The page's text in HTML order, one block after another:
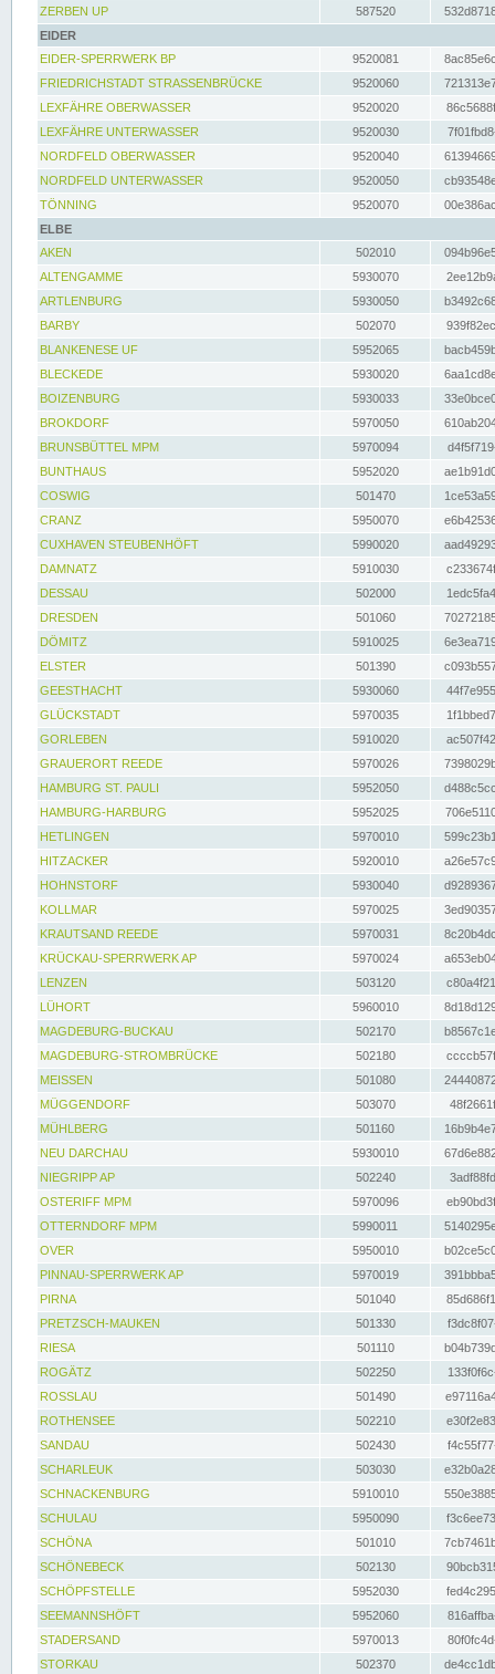
ZERBEN UP
587520
EIDER
EIDER-SPERRWERK BP
9520081
FRIEDRICHSTADT STRASSENBRÜCKE
9520060
LEXFÄHRE OBERWASSER
9520020
LEXFÄHRE UNTERWASSER
9520030
NORDFELD OBERWASSER
9520040
NORDFELD UNTERWASSER
9520050
TÖNNING
9520070
ELBE
AKEN
502010
ALTENGAMME
5930070
ARTLENBURG
5930050
BARBY
502070
BLANKENESE UF
5952065
BLECKEDE
5930020
BOIZENBURG
5930033
BROKDORF
5970050
BRUNSBÜTTEL MPM
5970094
BUNTHAUS
5952020
COSWIG
501470
CRANZ
5950070
CUXHAVEN STEUBENHÖFT
5990020
DAMNATZ
5910030
DESSAU
502000
DRESDEN
501060
DÖMITZ
5910025
ELSTER
501390
GEESTHACHT
5930060
GLÜCKSTADT
5970035
GORLEBEN
5910020
GRAUERORT REEDE
5970026
HAMBURG ST. PAULI
5952050
HAMBURG-HARBURG
5952025
HETLINGEN
5970010
HITZACKER
5920010
HOHNSTORF
5930040
KOLLMAR
5970025
KRAUTSAND REEDE
5970031
KRÜCKAU-SPERRWERK AP
5970024
LENZEN
503120
LÜHORT
5960010
MAGDEBURG-BUCKAU
502170
MAGDEBURG-STROMBRÜCKE
502180
MEISSEN
501080
MÜGGENDORF
503070
MÜHLBERG
501160
NEU DARCHAU
5930010
NIEGRIPP AP
502240
OSTERIFF MPM
5970096
OTTERNDORF MPM
5990011
OVER
5950010
PINNAU-SPERRWERK AP
5970019
PIRNA
501040
PRETZSCH-MAUKEN
501330
RIESA
501110
ROGÄTZ
502250
ROSSLAU
501490
ROTHENSEE
502210
SANDAU
502430
SCHARLEUK
503030
SCHNACKENBURG
5910010
SCHULAU
5950090
SCHÖNA
501010
SCHÖNEBECK
502130
SCHÖPFSTELLE
5952030
SEEMANNSHÖFT
5952060
STADERSAND
5970013
STORKAU
502370